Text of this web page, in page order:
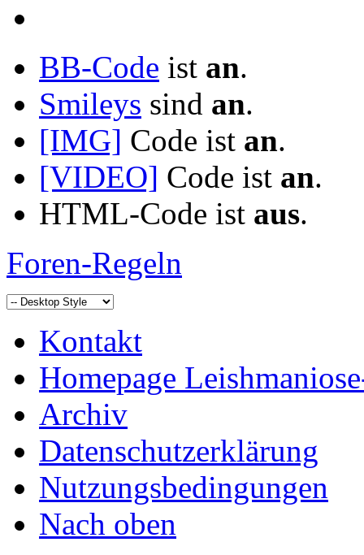
BB-Code ist an.
Smileys sind an.
[IMG] Code ist an.
[VIDEO] Code ist an.
HTML-Code ist aus.
Foren-Regeln
Kontakt
Homepage
Archiv
Datenschutzerklärung
Nutzungsbedingungen
Nach oben